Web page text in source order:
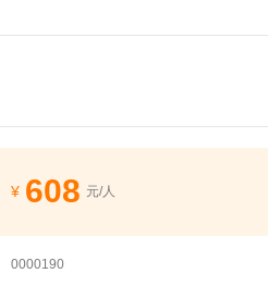
¥ 608 元/人
0000190